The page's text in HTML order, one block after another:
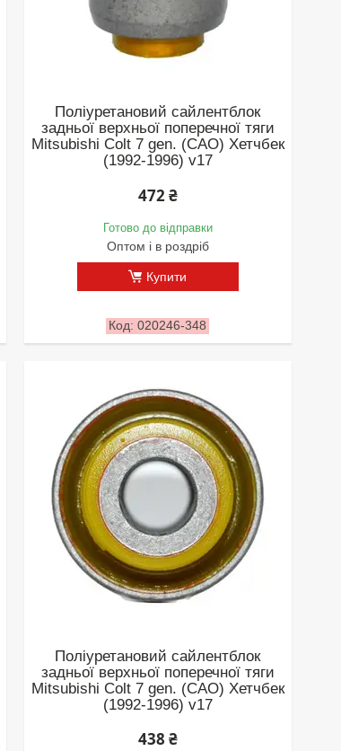
Поліуретановий сайлентблок
задньої верхньої поперечної тяги
Mitsubishi Colt 7 gen. (CAO) Хетчбек
(1992-1996) v17
472 ₴
Готово до відправки
Оптом і в роздріб
Купити
020246-348
Поліуретановий сайлентблок
задньої верхньої поперечної тяги
Mitsubishi Colt 7 gen. (CAO) Хетчбек
(1992-1996) v17
438 ₴